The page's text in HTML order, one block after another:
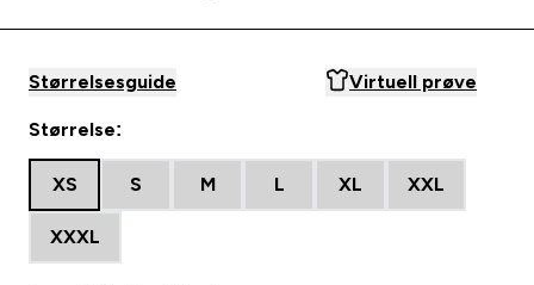
Størrelsesguide Virtuell prøve
Størrelse:
XS S M L XL XXL
XXXL